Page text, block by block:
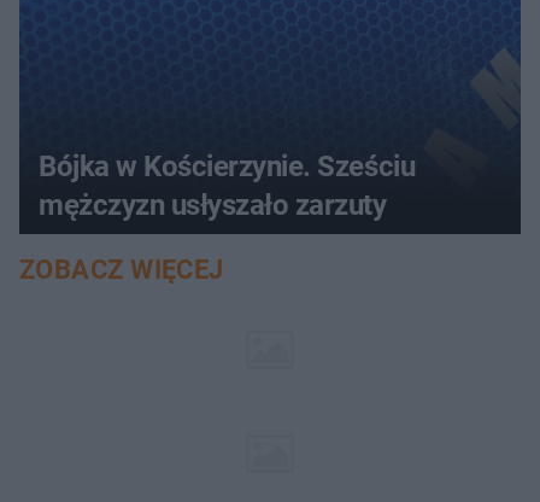
Bójka w Kościerzynie. Sześciu
mężczyzn usłyszało zarzuty
ZOBACZ WIĘCEJ